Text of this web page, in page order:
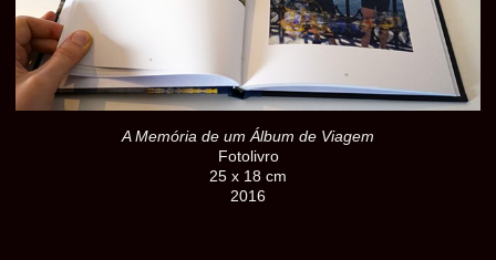
A Memória de um Álbum de Viagem
Fotolivro
25 x 18 cm
2016